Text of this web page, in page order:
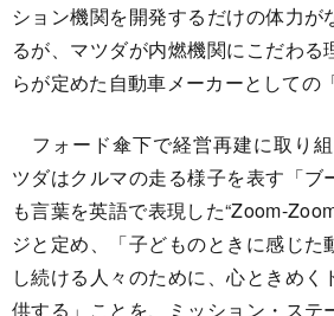
ション機関を開発するだけの体力が
るが、マツダが内燃機関にこだわる
らが定めた自動車メーカーとしての
フォード傘下で経営再建に取り
ツダはクルマの走る様子を表す「ブ
も言葉を英語で表現した“Zoom-
ジと定め、「子どものときに感じた
し続ける人々のために、心ときめく
供する」ことを、ミッション・ステ